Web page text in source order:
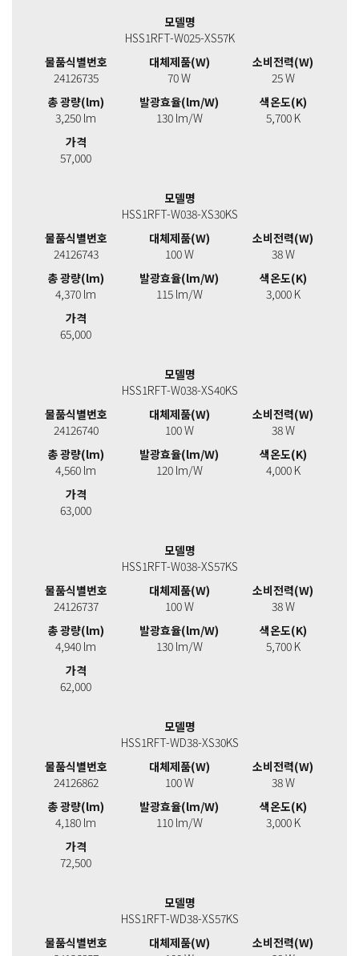
모델명
HSS1RFT-W025-XS57K
물품식별번호
24126735
대체제품(W)
70 W
소비전력(W)
25 W
총 광량(lm)
3,250 lm
발광효율(lm/W)
130 lm/W
색온도(K)
5,700 K
가격
57,000
모델명
HSS1RFT-W038-XS30KS
물품식별번호
24126743
대체제품(W)
100 W
소비전력(W)
38 W
총 광량(lm)
4,370 lm
발광효율(lm/W)
115 lm/W
색온도(K)
3,000 K
가격
65,000
모델명
HSS1RFT-W038-XS40KS
물품식별번호
24126740
대체제품(W)
100 W
소비전력(W)
38 W
총 광량(lm)
4,560 lm
발광효율(lm/W)
120 lm/W
색온도(K)
4,000 K
가격
63,000
모델명
HSS1RFT-W038-XS57KS
물품식별번호
24126737
대체제품(W)
100 W
소비전력(W)
38 W
총 광량(lm)
4,940 lm
발광효율(lm/W)
130 lm/W
색온도(K)
5,700 K
가격
62,000
모델명
HSS1RFT-WD38-XS30KS
물품식별번호
24126862
대체제품(W)
100 W
소비전력(W)
38 W
총 광량(lm)
4,180 lm
발광효율(lm/W)
110 lm/W
색온도(K)
3,000 K
가격
72,500
모델명
HSS1RFT-WD38-XS57KS
물품식별번호
대체제품(W)
소비전력(W)